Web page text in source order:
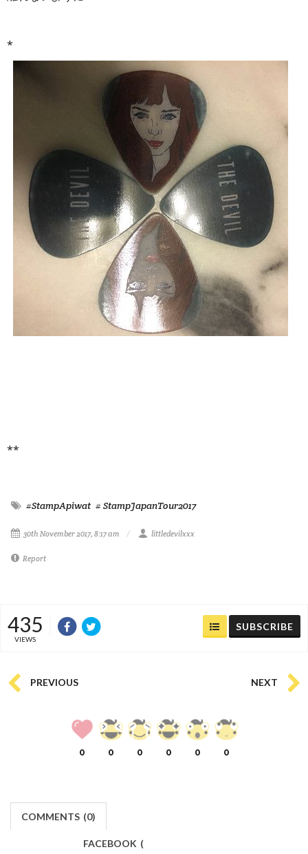
*
**
#StampApiwat # StampJapanTour2017
30th November 2017, 8:17 am littledevilxxx
Report
435
VIEWS
SUBSCRIBE
PREVIOUS NEXT
0 0 0 0 0 0
COMMENTS (0)
FACEBOOK (